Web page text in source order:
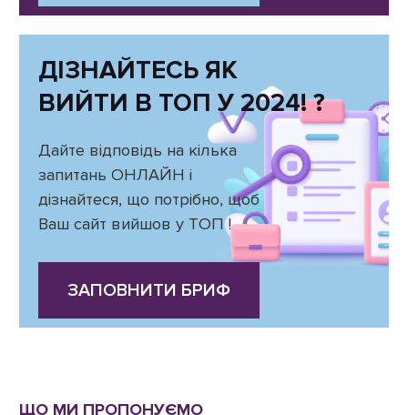
ДІЗНАЙТЕСЬ ЯК
ВИЙТИ В ТОП У 2024! ?
Дайте відповідь на кілька
запитань ОНЛАЙН і
дізнайтеся, що потрібно, щоб
Ваш сайт вийшов у ТОП !
ЗАПОВНИТИ БРИФ
ЩО МИ ПРОПОНУЄМО